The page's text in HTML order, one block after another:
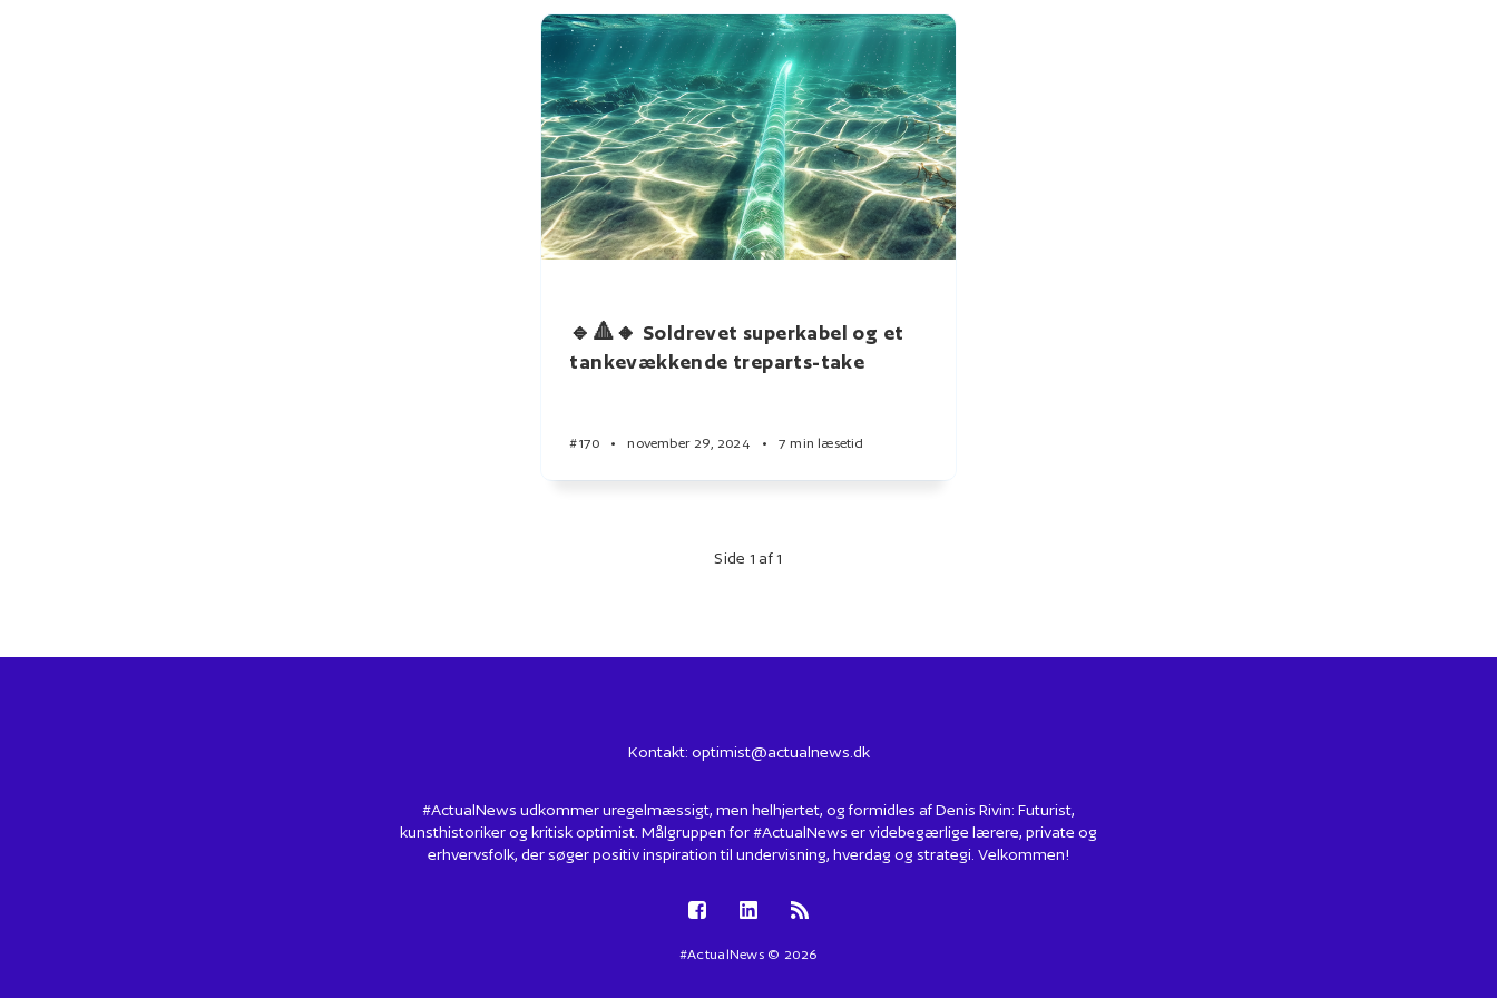
🔹🔺🔸 Soldrevet superkabel og et
tankevækkende treparts-take
#170 • november 29, 2024 • 7 min læsetid
Side 1 af 1
Kontakt: optimist@actualnews.dk
#ActualNews udkommer uregelmæssigt, men helhjertet, og formidles af Denis Rivin: Futurist,
kunsthistoriker og kritisk optimist. Målgruppen for #ActualNews er videbegærlige lærere, private og
erhvervsfolk, der søger positiv inspiration til undervisning, hverdag og strategi. Velkommen!
#ActualNews © 2026